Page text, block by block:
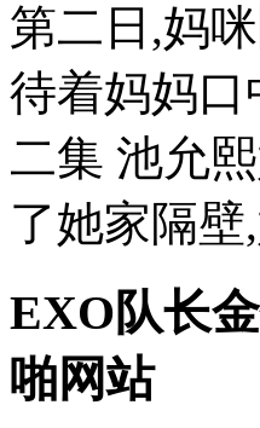
第二日,妈咪
待着妈妈
二集 池允
了她家隔壁
EXO队长
啪网站